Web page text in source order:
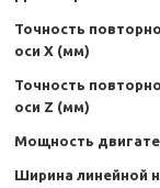
Точность
оси X (мм)
Точность
оси Z (мм)
Мощность
Ширина линейной